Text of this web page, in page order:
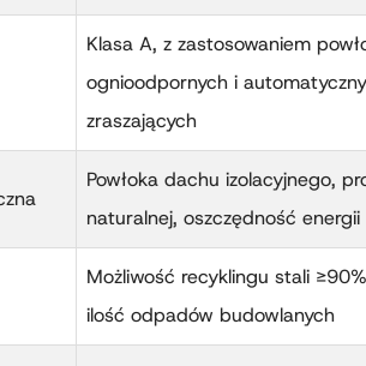
Klasa A, z zastosowaniem
ognioodpornych i
zraszających
Powłoka dachu izolacyjnego,
naturalnej, oszczędność
Możliwość recyklingu stali
ilość odpadów budowlanych